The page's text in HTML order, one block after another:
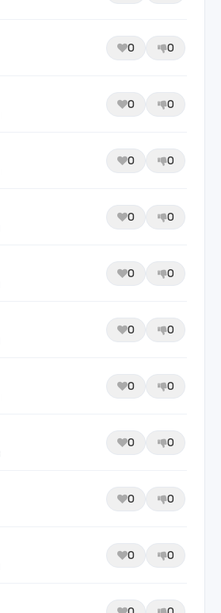
0 0
0 0
0 0
0 0
0 0
0 0
0 0
0 0
0 0
0 0